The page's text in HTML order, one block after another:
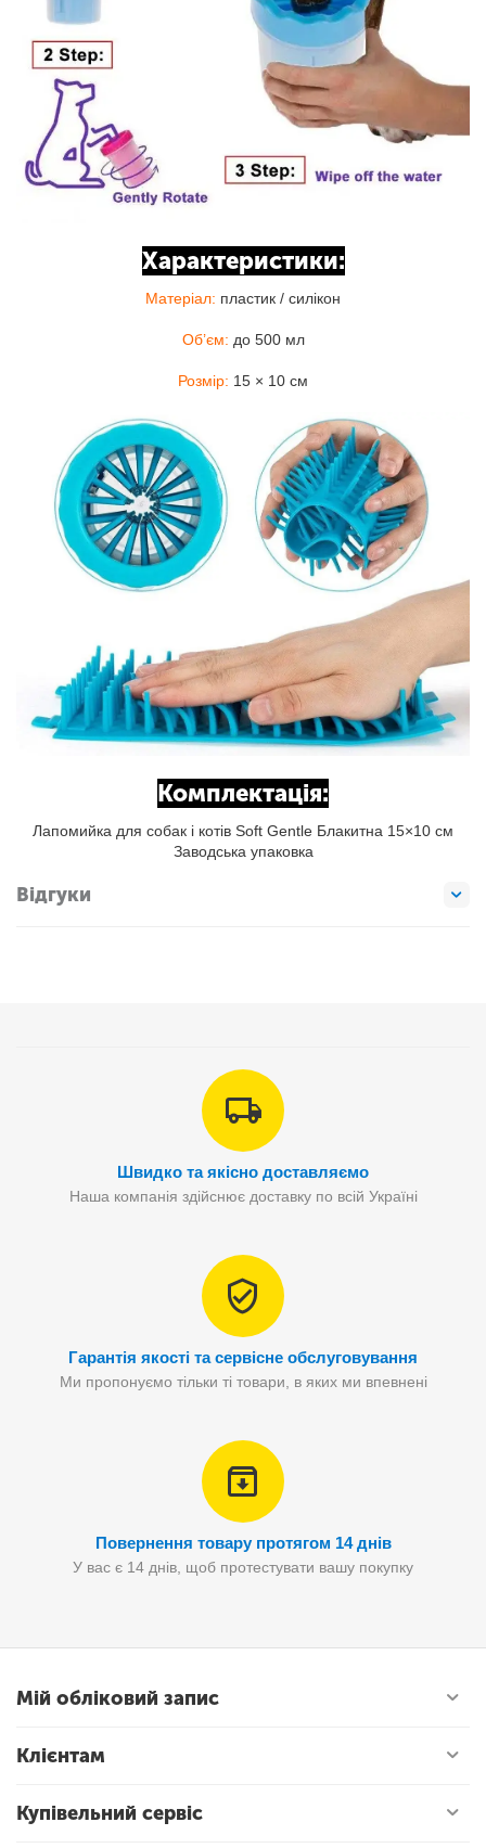
Характеристики:
Матеріал: пластик / силікон
Об’єм: до 500 мл
Розмір: 15 × 10 см
Комплектація:
Лапомийка для собак і котів Soft Gentle Блакитна 15×10 см
Заводська упаковка
Відгуки
Швидко та якісно доставляємо
Наша компанія здійснює доставку по всій Україні
Гарантія якості та сервісне обслуговування
Ми пропонуємо тільки ті товари, в яких ми впевнені
Повернення товару протягом 14 днів
У вас є 14 днів, щоб протестувати вашу покупку
Мій обліковий запис
Клієнтам
Купівельний сервіс